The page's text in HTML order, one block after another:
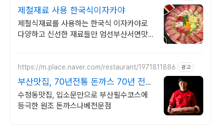
제철재료 사용 한국식이자카야
제철식재료를 사용하는 한국식 이자카야로
다양하고 신선한 재료들만 엄선부산서면맛
https://m.place.naver.com/restaurant/1971811886 광고
부산맛집, 70년전통 돈까스 70년 전통
나가사키의 맛
수정동맛집, 입소문만으로 부산필수코스에
등극한 원조 돈까스나베전문점